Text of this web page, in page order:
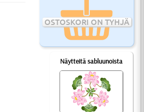
OSTOSKORI ON TYHJÄ
Näytteitä sabluunoista